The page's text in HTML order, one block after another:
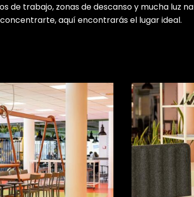
de trabajo, zonas de descanso y mucha luz
aquí encontrarás el lugar ideal.